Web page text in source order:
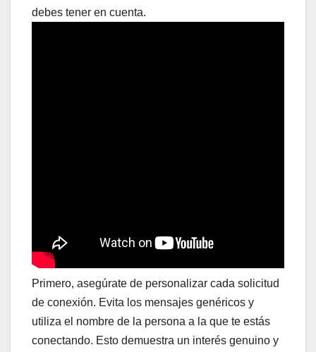
debes tener en cuenta.
Primero, asegúrate de personalizar cada solicitud
de conexión. Evita los mensajes genéricos y
utiliza el nombre de la persona a la que te estás
conectando. Esto demuestra un interés genuino y